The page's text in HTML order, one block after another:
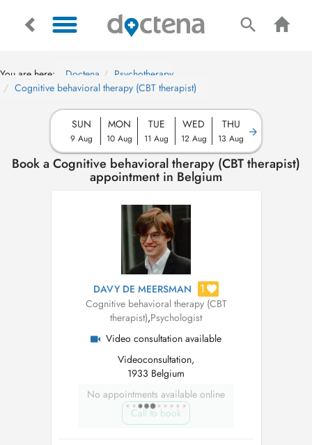
You are here: Doctena
Psychotherapy
Cognitive behavioral therapy (CBT therapist)
SUN
9 Aug
MON
10 Aug
TUE
11 Aug
WED
12 Aug
THU
13 Aug
Book a Cognitive behavioral therapy (CBT therapist)
appointment in Belgium
DAVY DE MEERSMAN 1
Cognitive behavioral therapy (CBT
therapist),Psychologist
Video consultation available
Videoconsultation,
1933 Belgium
No appointments available online
Call to book